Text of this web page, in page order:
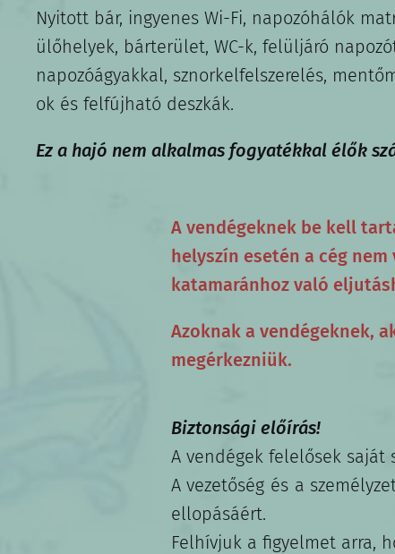
Nyitott bár, ingyenes Wi-Fi, napozóhálók
ülőhelyek, bárterület, WC-k, felüljáró
napozóágyakkal, sznorkelfelszerelés,
ok és felfújható deszkák.
Ez a hajó nem alkalmas fogyatékkal élők
A vendégeknek be kell
helyszín esetén a cég
katamaránhoz való
Azoknak a vendégeknek,
megérkezniük.
Biztonsági előírás!
A vendégek felelősek saját
A vezetőség és a
ellopásáért.
Felhívjuk a figyelmet arra,